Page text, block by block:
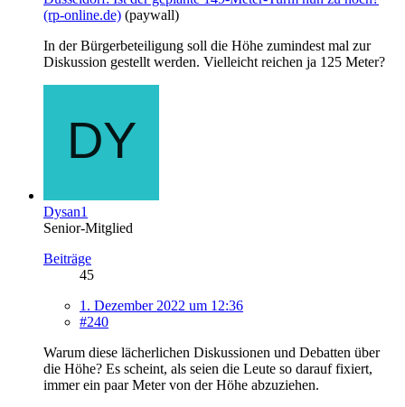
(rp-online.de) (paywall)
In der Bürgerbeteiligung soll die Höhe zumindest mal zur
Diskussion gestellt werden. Vielleicht reichen ja 125 Meter?
Dysan1
Senior-Mitglied
Beiträge
45
1. Dezember 2022 um 12:36
#240
Warum diese lächerlichen Diskussionen und Debatten über
die Höhe? Es scheint, als seien die Leute so darauf fixiert,
immer ein paar Meter von der Höhe abzuziehen.